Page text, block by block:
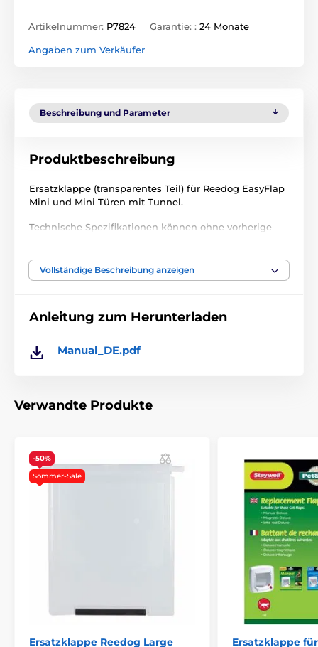
Artikelnummer: P7824 Garantie: : 24 Monate
Angaben zum Verkäufer
Beschreibung und Parameter
Produktbeschreibung
Ersatzklappe (transparentes Teil) für Reedog EasyFlap
Mini und Mini Türen mit Tunnel.
Technische Spezifikationen können ohne vorherige
Vollständige Beschreibung anzeigen
Anleitung zum Herunterladen
Manual_DE.pdf
Verwandte Produkte
-50%
Sommer-Sale
Ersatzklappe Reedog Large
Ersatzklappe